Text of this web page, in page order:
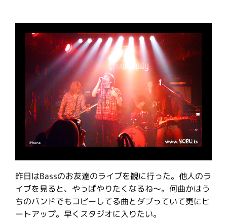
昨日はBassのお友達のライブを観に行った。他人のラ
イブを見ると、やっぱやりたくなるね〜。何曲かはう
ちのバンドでもコピーしてる曲とダブっていて更にヒ
ートアップ。早くスタジオに入りたい。